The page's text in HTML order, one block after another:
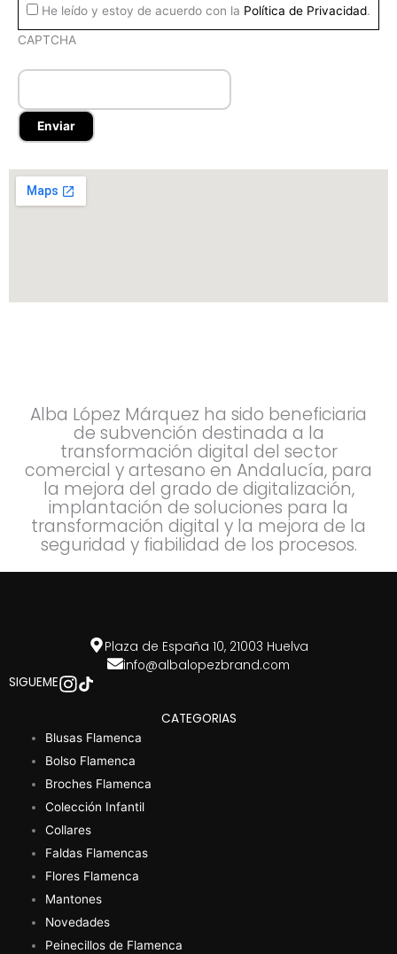
He leído y estoy de acuerdo con la Política de Privacidad.
CAPTCHA
Alba López Márquez ha sido beneficiaria
de subvención destinada a la
transformación digital del sector
comercial y artesano en Andalucía, para
la mejora del grado de digitalización,
implantación de soluciones para la
transformación digital y la mejora de la
seguridad y fiabilidad de los procesos.
Plaza de España 10, 21003 Huelva
info@albalopezbrand.com
SIGUEME
CATEGORIAS
Blusas Flamenca
Bolso Flamenca
Broches Flamenca
Colección Infantil
Collares
Faldas Flamencas
Flores Flamenca
Mantones
Novedades
Peinecillos de Flamenca